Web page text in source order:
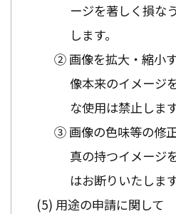
ージを著しく損な
します。
② 画像を拡大・縮小
像本来のイメージ
な使用は禁止します
③ 画像の色味等の修
真の持つイメージ
はお断りいたします
用途の申請に関して